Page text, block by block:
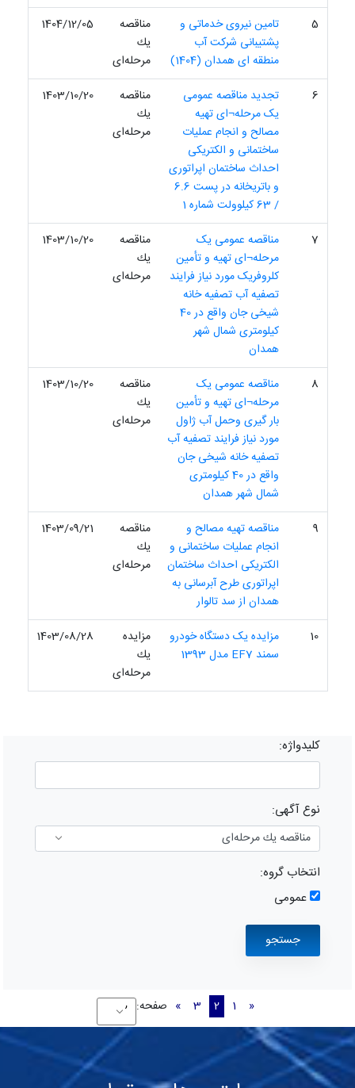
5
تامین نیروی خدماتی و
پشتیبانی شرکت آب
منطقه ای همدان (1404)
مناقصه
یك
مرحله‌ای
1404/12/05
6
تجدید مناقصه عمومی
یک مرحله¬ای تهیه
مصالح و انجام عملیات
ساختمانی و الکتریکی
احداث ساختمان اپراتوری
و باتریخانه در پست 6.6
/ 63 کیلوولت شماره 1
مناقصه
یك
مرحله‌ای
1403/10/20
7
مناقصه عمومی یک
مرحله¬ای تهیه و تأمین
کلروفریک مورد نیاز فرایند
تصفیه آب تصفیه خانه
شیخی جان واقع در 40
کیلومتری شمال شهر
همدان
مناقصه
یك
مرحله‌ای
1403/10/20
8
مناقصه عمومی یک
مرحله¬ای تهیه و تأمین
بار گیری وحمل آب ژاول
مورد نیاز فرایند تصفیه آب
تصفیه خانه شیخی جان
واقع در 40 کیلومتری
شمال شهر همدان
مناقصه
یك
مرحله‌ای
1403/10/20
9
مناقصه تهیه مصالح و
انجام عملیات ساختمانی و
الکتریکی احداث ساختمان
اپراتوری طرح آبرسانی به
همدان از سد تالوار
مناقصه
یك
مرحله‌ای
1403/09/21
10
مزایده یک دستگاه خودرو
سمند EF7 مدل 1393
مزایده
یك
مرحله‌ای
1403/08/28
کلیدواژه:
نوع آگهی:
انتخاب گروه:
عمومی
«
1
2
3
» صفحه: